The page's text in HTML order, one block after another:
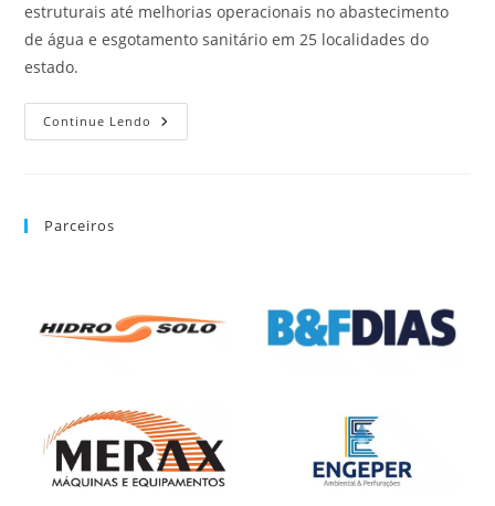
estruturais até melhorias operacionais no abastecimento
de água e esgotamento sanitário em 25 localidades do
estado.
Continue Lendo
Parceiros